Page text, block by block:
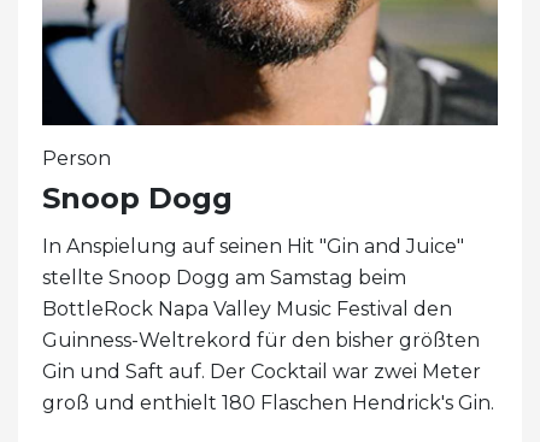
Person
Snoop Dogg
In Anspielung auf seinen Hit "Gin and Juice"
stellte Snoop Dogg am Samstag beim
BottleRock Napa Valley Music Festival den
Guinness-Weltrekord für den bisher größten
Gin und Saft auf. Der Cocktail war zwei Meter
groß und enthielt 180 Flaschen Hendrick's Gin.